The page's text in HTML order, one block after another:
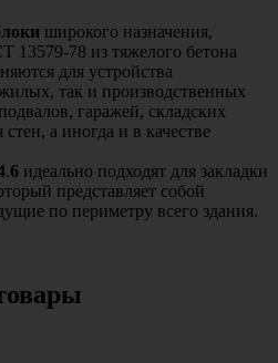
широкого назначения,
13579-78 из тяжелого бетона
для устройства
так и производственных
гаражей, складских
а иногда и в качестве
.6 идеально подходят для закладки
представляет собой
по периметру всего здания.